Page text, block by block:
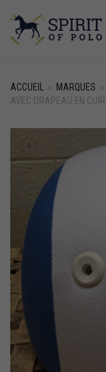
ACCUEIL » MARQUES »
AVEC DRAPEAU EN CUIR
+